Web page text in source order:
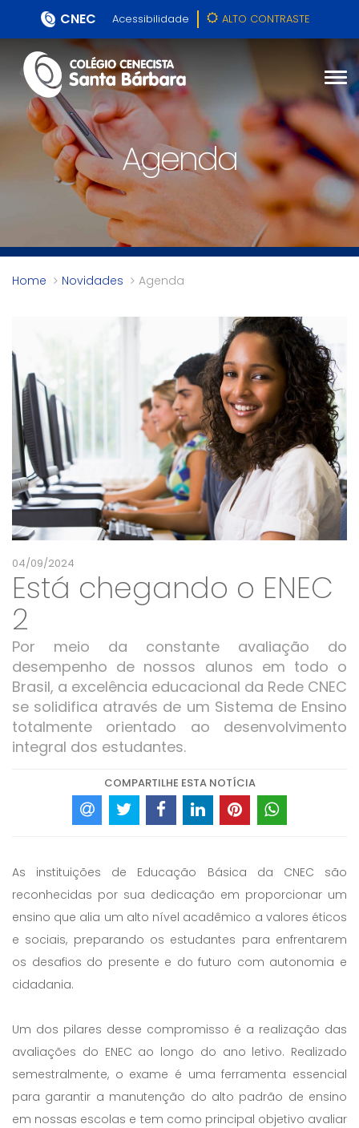
CNEC Acessibilidade ALTO CONTRASTE
Agenda
Home Novidades Agenda
04/09/2024
Está chegando o ENEC
2
Por meio da constante avaliação do
desempenho de nossos alunos em todo o
Brasil, a excelência educacional da Rede CNEC
se solidifica através de um Sistema de Ensino
totalmente orientado ao desenvolvimento
integral dos estudantes.
COMPARTILHE ESTA NOTÍCIA
As instituições de Educação Básica da CNEC são
reconhecidas por sua dedicação em proporcionar um
ensino que alia um alto nível acadêmico a valores éticos
e sociais, preparando os estudantes para enfrentarem
os desafios do presente e do futuro com autonomia e
cidadania.
Um dos pilares desse compromisso é a realização das
avaliações do ENEC ao longo do ano letivo. Realizado
semestralmente, o exame é uma ferramenta essencial
para garantir a manutenção do alto padrão de ensino
em nossas escolas e tem como principal objetivo avaliar